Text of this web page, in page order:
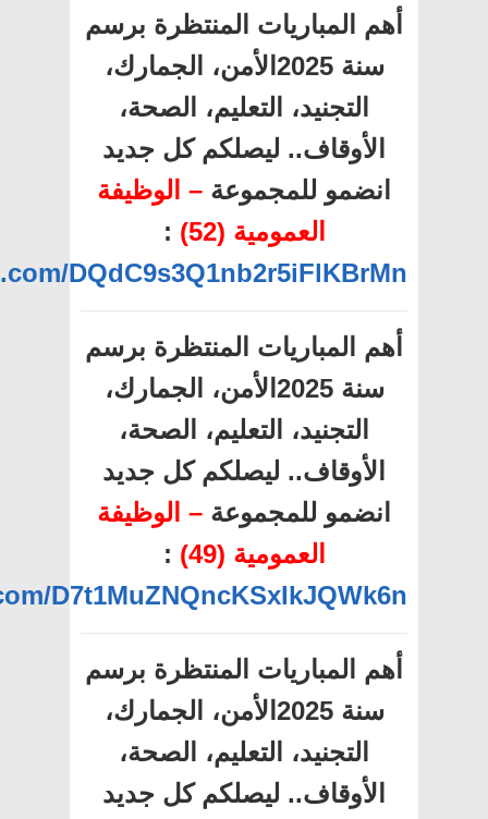
أهم المباريات المنتظرة برسم
سنة 2025الأمن، الجمارك،
التجنيد، التعليم، الصحة،
الأوقاف.. ليصلكم كل جديد
انضمو للمجموعة – الوظيفة
العمومية (52)
:
DQdC9s3Q1nb2r5iFlKBrMn
أهم المباريات المنتظرة برسم
سنة 2025الأمن، الجمارك،
التجنيد، التعليم، الصحة،
الأوقاف.. ليصلكم كل جديد
انضمو للمجموعة – الوظيفة
العمومية (49)
:
D7t1MuZNQncKSxIkJQWk6n
أهم المباريات المنتظرة برسم
سنة 2025الأمن، الجمارك،
التجنيد، التعليم، الصحة،
الأوقاف.. ليصلكم كل جديد